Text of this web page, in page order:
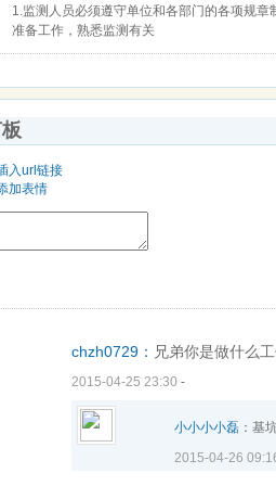
1.监测人员必须遵守单位和各部门的各项规
准备工作，熟悉监测有关
入url链接
加表情
chzh0729： 兄弟你是做什么工
2015-04-25 23:30 -
小小小小磊 ：基
2015-04-26